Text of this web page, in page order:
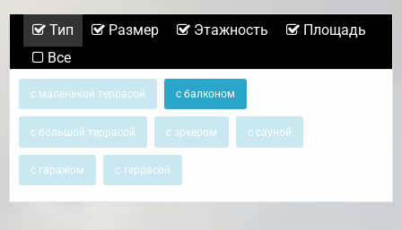
Тип Размер Этажность
Площадь
Все
с маленькой террасой с балконом
с большой террасой с эркером с сауной
с гаражом с террасой